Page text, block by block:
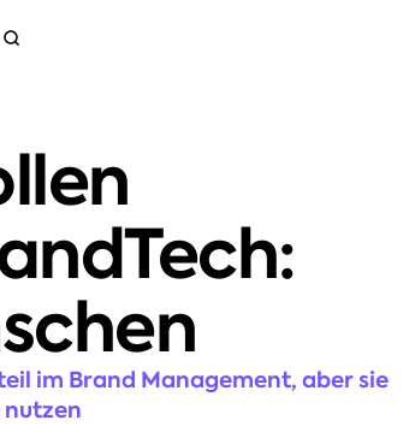
im Brand Management, aber sie
nutzen